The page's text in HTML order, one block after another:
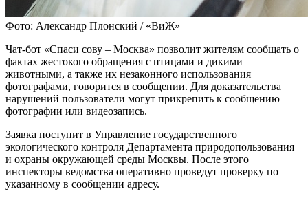
Фото: Александр Плонский / «ВиЖ»
Чат-бот «Спаси сову – Москва» позволит жителям сообщать о
фактах жестокого обращения с птицами и дикими
животными, а также их незаконного использования
фотографами, говорится в сообщении. Для доказательства
нарушений пользователи могут прикрепить к сообщению
фотографии или видеозапись.
Заявка поступит в Управление государственного
экологического контроля Департамента природопользования
и охраны окружающей среды Москвы. После этого
инспекторы ведомства оперативно проведут проверку по
указанному в сообщении адресу.